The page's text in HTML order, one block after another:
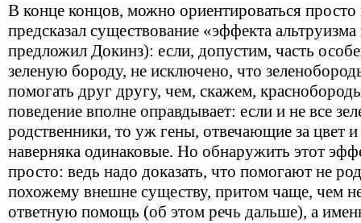
В конце концов, можно ориентироваться
предсказал существование «эффекта
предложил Докинз): если, допустим, часть
зеленую бороду, не исключено, что
помогать друг другу, чем, скажем,
поведение вполне оправдывает: если и не все
родственники, то уж гены, отвечающие за цвет
наверняка одинаковые. Но обнаружить этот
просто: ведь надо доказать, что помогают не
похожему внешне существу, притом чаще, чем
ответную помощь (об этом речь дальше), а